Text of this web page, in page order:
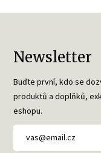
Newsletter
Buďte první, kdo se
produktů a doplňků,
eshopu.